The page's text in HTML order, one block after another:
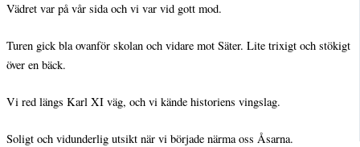
Vädret var på vår sida och vi var vid gott mod.
Turen gick bla ovanför skolan och vidare mot Säter. Lite trixigt och stökigt
över en bäck.
Vi red längs Karl XI väg, och vi kände historiens vingslag.
Soligt och vidunderlig utsikt när vi började närma oss Åsarna.